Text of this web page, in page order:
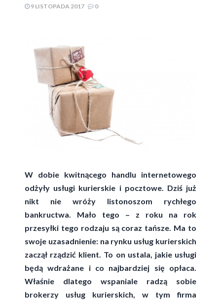
9 LISTOPADA 2017 0
W dobie kwitnącego handlu internetowego
odżyły usługi kurierskie i pocztowe. Dziś już
nikt nie wróży listonoszom rychłego
bankructwa. Mało tego – z roku na rok
przesyłki tego rodzaju są coraz tańsze. Ma to
swoje uzasadnienie: na rynku usług kurierskich
zaczął rządzić klient. To on ustala, jakie usługi
będą wdrażane i co najbardziej się opłaca.
Właśnie dlatego wspaniale radzą sobie
brokerzy usług kurierskich, w tym firma